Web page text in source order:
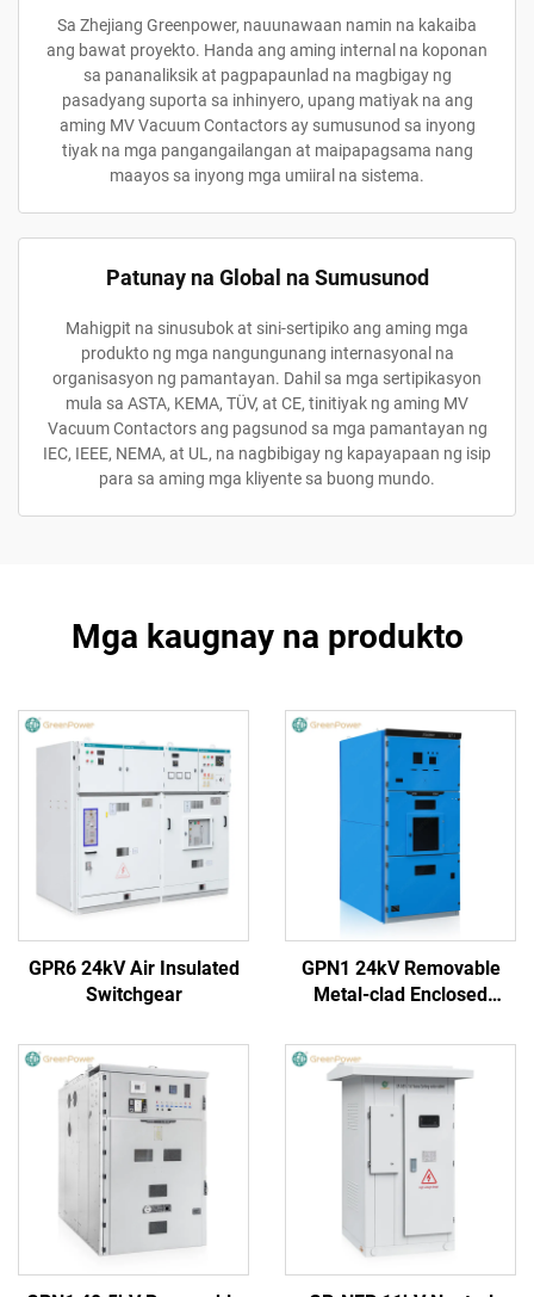
Sa Zhejiang Greenpower, nauunawaan namin na kakaiba
ang bawat proyekto. Handa ang aming internal na koponan
sa pananaliksik at pagpapaunlad na magbigay ng
pasadyang suporta sa inhinyero, upang matiyak na ang
aming MV Vacuum Contactors ay sumusunod sa inyong
tiyak na mga pangangailangan at maipapagsama nang
maayos sa inyong mga umiiral na sistema.
Patunay na Global na Sumusunod
Mahigpit na sinusubok at sini-sertipiko ang aming mga
produkto ng mga nangungunang internasyonal na
organisasyon ng pamantayan. Dahil sa mga sertipikasyon
mula sa ASTA, KEMA, TÜV, at CE, tinitiyak ng aming MV
Vacuum Contactors ang pagsunod sa mga pamantayan ng
IEC, IEEE, NEMA, at UL, na nagbibigay ng kapayapaan ng isip
para sa aming mga kliyente sa buong mundo.
Mga kaugnay na produkto
GPR6 24kV Air Insulated
Switchgear
GPN1 24kV Removable
Metal-clad Enclosed